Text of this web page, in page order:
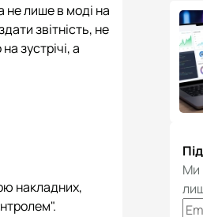
не лише в моді на
звітність, не
зустрічі, а
накладних,
Ми